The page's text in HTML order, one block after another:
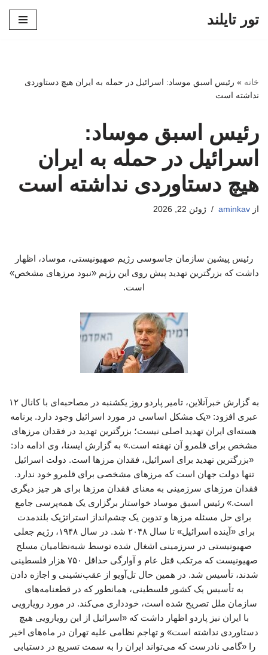
تور تایلند
خانه » رئیس اسبق موساد: اسرائیل در حمله به ایران هیچ دستاوردی
نداشته است
رئیس اسبق موساد:
اسرائیل در حمله به ایران
هیچ دستاوردی نداشته است
از aminkav ژوئن 22, 2026
رئیس پیشین سازمان جاسوسی رژیم صهیونیستی، موساد، اظهار
داشت که بزرگترین تهدید پیش روی این رژیم «نبود مرزهای مشخص»
است.
به گزارش خبرآنلاین، تامیر پاردو روز یکشنبه در مصاحبه‌ای با کانال ۱۲
عبری افزود: «یک مشکل اساسی در مورد اسرائیل وجود دارد. برنامه
هسته‌ای ایران تهدید اصلی نیست؛ بزرگترین تهدید در فقدان مرزهای
مشخص برای قلمرو آن نهفته است.» به گزارش ایسنا، وی ادامه داد:
«بزرگترین تهدید برای اسرائیل، فقدان مرزها است. دولت اسرائیل
تنها دولت جهان است که مرزهای مشخصی برای قلمرو خود ندارد.
فقدان مرزهای سرزمینی به معنای فقدان مرزها برای هر چیز دیگری
است.» رئیس اسبق موساد خواستار برگزاری یک همه‌پرسی جامع
برای حل مسئله مرزها و تدوین یک چشم‌انداز استراتژیک بلندمدت
برای «آینده اسرائیل» تا سال ۲۰۴۸ شد. در سال ۱۹۴۸، رژیم جعلی
صهیونیستی در سرزمینی اشغال شده توسط شبه‌نظامیان مسلح
صهیونیست که مرتکب قتل عام و آوارگی حداقل ۷۵۰ هزار فلسطینی
شدند، تأسیس شد. در همین حال تل‌آویو از عقب‌نشینی و اجازه دادن
به تأسیس یک کشور فلسطینی، همانطور که در قطعنامه‌های
سازمان ملل تصریح شده است، خودداری می‌کند. در مورد رویارویی
با ایران نیز پاردو اظهار داشت که «اسرائیل از این رویارویی هیچ
دستاوردی نداشته است» و تهاجم نظامی علیه تهران در ماه‌های اخیر
را «گامی نادرست که می‌تواند ایران را به سمت تسریع در دستیابی